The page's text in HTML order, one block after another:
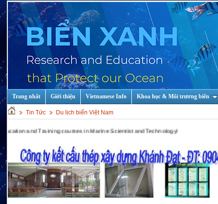
Trang nhất Giới thiệu Vietnamese Info Khoa học & Môi trương biển
Tin Tức Du lịch biển Việt Nam
Training courses in Marine Scientist and Technology!